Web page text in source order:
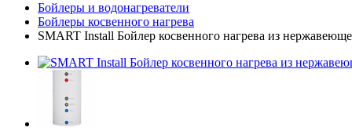
Бойлеры и водонагреватели
Бойлеры косвенного нагрева
SMART Install Бойлер косвенного нагрева из